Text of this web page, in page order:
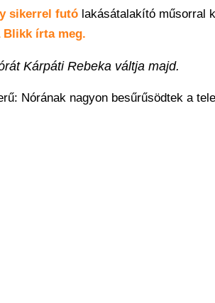
sikerrel futó lakásátalakító műsorral
Blikk írta meg.
Kárpáti Rebeka váltja majd.
Nórának nagyon besűrűsödtek a